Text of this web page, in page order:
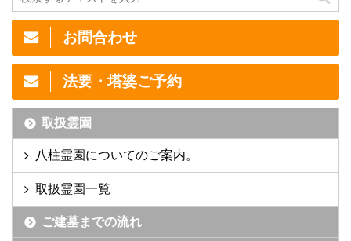
お問合わせ
法要・塔婆ご予約
取扱霊園
八柱霊園についてのご案内。
取扱霊園一覧
ご建墓までの流れ